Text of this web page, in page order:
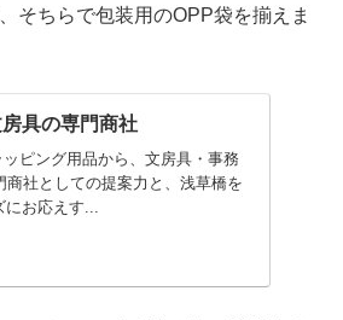
そちらで包装用のOPP袋を揃えま
具の専門商社
ピング用品から、文房具・事務
社としての提案力と、浅草橋を
お応えす...